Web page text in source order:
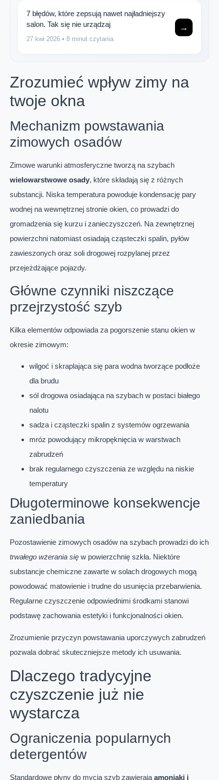
7 błędów, które zepsują nawet najładniejszy
salon. Tak się nie urządzaj
27 kwi 2026 • 8 minut czytania
→
Zrozumieć wpływ zimy na
twoje okna
Mechanizm powstawania
zimowych osadów
Zimowe warunki atmosferyczne tworzą na szybach
wielowarstwowe osady, które składają się z różnych
substancji. Niska temperatura powoduje kondensację pary
wodnej na wewnętrznej stronie okien, co prowadzi do
gromadzenia się kurzu i zanieczyszczeń. Na zewnętrznej
powierzchni natomiast osiadają cząsteczki spalin, pyłów
zawieszonych oraz soli drogowej rozpylanej przez
przejeżdżające pojazdy.
Główne czynniki niszczące
przejrzystość szyb
Kilka elementów odpowiada za pogorszenie stanu okien w
okresie zimowym:
wilgoć i skraplająca się para wodna tworzące podłoże
dla brudu
sól drogowa osiadająca na szybach w postaci białego
nalotu
sadza i cząsteczki spalin z systemów ogrzewania
mróz powodujący mikropęknięcia w warstwach
zabrudzeń
brak regularnego czyszczenia ze względu na niskie
temperatury
Długoterminowe konsekwencje
zaniedbania
Pozostawienie zimowych osadów na szybach prowadzi do ich
trwałego wżerania się w powierzchnię szkła. Niektóre
substancje chemiczne zawarte w solach drogowych mogą
powodować matowienie i trudne do usunięcia przebarwienia.
Regularne czyszczenie odpowiednimi środkami stanowi
podstawę zachowania estetyki i funkcjonalności okien.
Zrozumienie przyczyn powstawania uporczywych zabrudzeń
pozwala dobrać skuteczniejsze metody ich usuwania.
Dlaczego tradycyjne
czyszczenie już nie
wystarcza
Ograniczenia popularnych
detergentów
Standardowe płyny do mycia szyb zawierają amoniaki i